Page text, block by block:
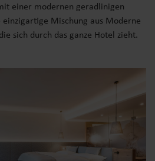
einer modernen geradlinigen
Mischung aus Moderne
sich durch das ganze Hotel zieht.